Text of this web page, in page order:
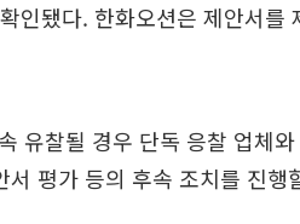
인됐다. 한화오션은 제안서를
유찰될 경우 단독 응찰 업체
평가 등의 후속 조치를 진행